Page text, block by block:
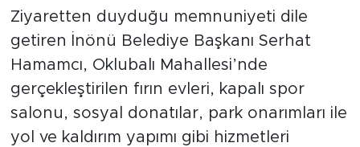
Ziyaretten duyduğu memnuniyeti dile
getiren İnönü Belediye Başkanı Serhat
Hamamcı, Oklubalı Mahallesi’nde
gerçekleştirilen fırın evleri, kapalı spor
salonu, sosyal donatılar, park onarımları ile
yol ve kaldırım yapımı gibi hizmetleri